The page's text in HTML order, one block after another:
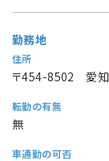
勤務地
住所
〒454-8502 愛知
転勤の有無
無
車通勤の可否